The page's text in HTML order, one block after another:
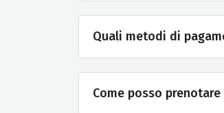
Quali metodi di
Come posso